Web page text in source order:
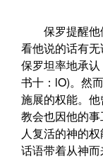
保罗提醒他
看他说的话有无
保罗坦率地承
书十：lO)。然
施展的权能。
教会也因他的
人复活的神的
话语带着从神而